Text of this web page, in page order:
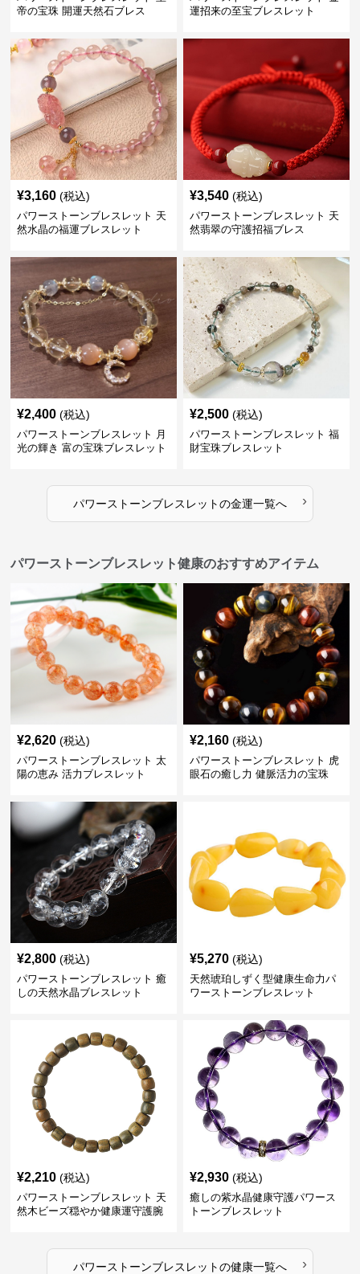
帝の宝珠 開運天然石ブレス
運招来の至宝ブレスレット
¥3,160 (税込)
パワーストーンブレスレット 天
然水晶の福運ブレスレット
¥3,540 (税込)
パワーストーンブレスレット 天
然翡翠の守護招福ブレス
¥2,400 (税込)
パワーストーンブレスレット 月
光の輝き 富の宝珠ブレスレット
¥2,500 (税込)
パワーストーンブレスレット 福
財宝珠ブレスレット
パワーストーンブレスレットの金運一覧へ ›
パワーストーンブレスレット健康のおすすめアイテム
¥2,620 (税込)
パワーストーンブレスレット 太
陽の恵み 活力ブレスレット
¥2,160 (税込)
パワーストーンブレスレット 虎
眼石の癒し力 健脈活力の宝珠
¥2,800 (税込)
パワーストーンブレスレット 癒
しの天然水晶ブレスレット
¥5,270 (税込)
天然琥珀しずく型健康生命力パ
ワーストーンブレスレット
¥2,210 (税込)
パワーストーンブレスレット 天
然木ビーズ穏やか健康運守護腕
¥2,930 (税込)
癒しの紫水晶健康守護パワース
トーンブレスレット
パワーストーンブレスレットの健康一覧へ ›